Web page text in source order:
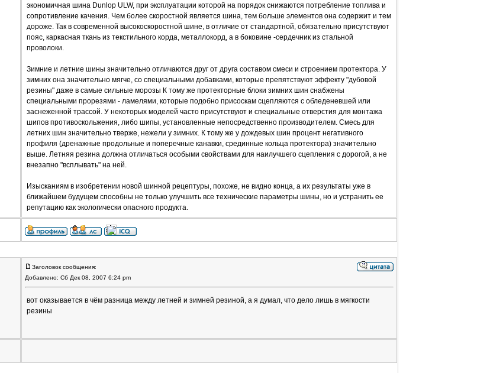
экономичная шина Dunlop ULW, при эксплуатации которой на порядок снижаются потребление топлива и
сопротивление качения. Чем более скоростной является шина, тем больше элементов она содержит и тем
дороже. Так в современной высокоскоростной шине, в отличие от стандартной, обязательно присутствуют
пояс, каркасная ткань из текстильного корда, металлокорд, а в боковине -сердечник из стальной
проволоки.
Зимние и летние шины значительно отличаются друг от друга составом смеси и строением протектора. У
зимних она значительно мягче, со специальными добавками, которые препятствуют эффекту "дубовой
резины" даже в самые сильные морозы К тому же протекторные блоки зимних шин снабжены
специальными прорезями - ламелями, которые подобно присоскам сцепляются с обледеневшей или
заснеженной трассой. У некоторых моделей часто присутствуют и специальные отверстия для монтажа
шипов противоскольжения, либо шипы, установленные непосредственно производителем. Смесь для
летних шин значительно тверже, нежели у зимних. К тому же у дождевых шин процент негативного
профиля (дренажные продольные и поперечные канавки, срединные кольца протектора) значительно
выше. Летняя резина должна отличаться особыми свойствами для наилучшего сцепления с дорогой, а не
внезапно "всплывать" на ней.
Изысканиям в изобретении новой шинной рецептуры, похоже, не видно конца, а их результаты уже в
ближайшем будущем способны не только улучшить все технические параметры шины, но и устранить ее
репутацию как экологически опасного продукта.
Заголовок сообщения:
Добавлено: Сб Дек 08, 2007 6:24 pm
вот оказывается в чём разница между летней и зимней резиной, а я думал, что дело лишь в мягкости
резины